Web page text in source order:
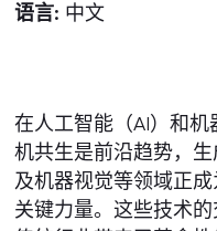
语言: 中文
在人工智能（AI）和
机共生是前沿趋势，
及机器视觉等领域正
关键力量。这些技术